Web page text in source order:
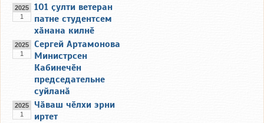
2025
1
101 ҫулти ветеран
патне студентсем
хӑнана килнӗ
2025
1
Сергей Артамонова
Министрсен
Кабинечӗн
председательне
суйланӑ
2025
1
Чӑваш чӗлхи эрни
иртет